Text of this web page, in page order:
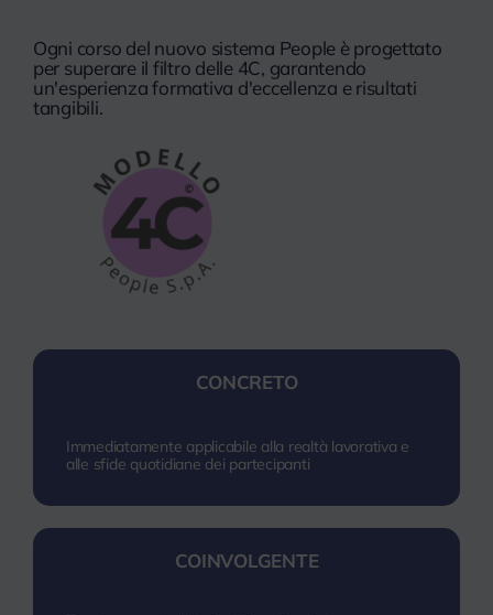
Ogni corso del nuovo sistema People è progettato
per superare il filtro delle 4C, garantendo
un'esperienza formativa d'eccellenza e risultati
tangibili.
CONCRETO
Immediatamente applicabile alla realtà lavorativa e
alle sfide quotidiane dei partecipanti
COINVOLGENTE